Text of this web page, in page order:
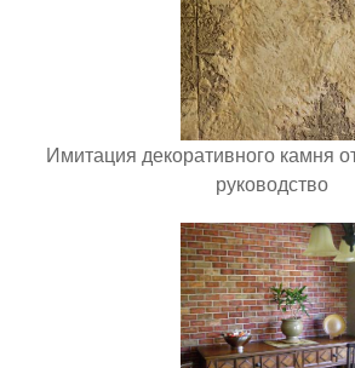
Имитация декоративного камня
руководство